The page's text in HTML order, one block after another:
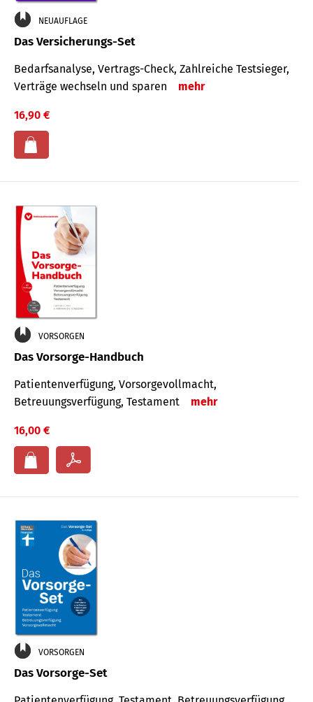
NEUAUFLAGE
Das Versicherungs-Set
Bedarfsanalyse, Vertrags-Check, Zahlreiche Testsieger,
Verträge wechseln und sparen
mehr
16,90 €
VORSORGEN
Das Vorsorge-Handbuch
Patientenverfügung, Vorsorgevollmacht,
Betreuungsverfügung, Testament
mehr
16,00 €
VORSORGEN
Das Vorsorge-Set